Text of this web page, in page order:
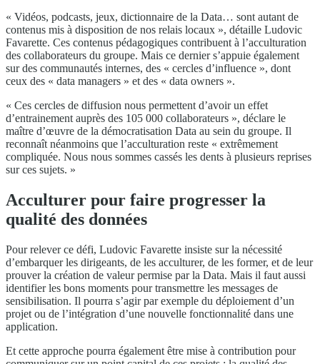
« Vidéos, podcasts, jeux, dictionnaire de la Data… sont autant de
contenus mis à disposition de nos relais locaux », détaille Ludovic
Favarette. Ces contenus pédagogiques contribuent à l’acculturation
des collaborateurs du groupe. Mais ce dernier s’appuie également
sur des communautés internes, des « cercles d’influence », dont
ceux des « data managers » et des « data owners ».
« Ces cercles de diffusion nous permettent d’avoir un effet
d’entrainement auprès des 105 000 collaborateurs », déclare le
maître d’œuvre de la démocratisation Data au sein du groupe. Il
reconnaît néanmoins que l’acculturation reste « extrêmement
compliquée. Nous nous sommes cassés les dents à plusieurs reprises
sur ces sujets. »
Acculturer pour faire progresser la
qualité des données
Pour relever ce défi, Ludovic Favarette insiste sur la nécessité
d’embarquer les dirigeants, de les acculturer, de les former, et de leur
prouver la création de valeur permise par la Data. Mais il faut aussi
identifier les bons moments pour transmettre les messages de
sensibilisation. Il pourra s’agir par exemple du déploiement d’un
projet ou de l’intégration d’une nouvelle fonctionnalité dans une
application.
Et cette approche pourra également être mise à contribution pour